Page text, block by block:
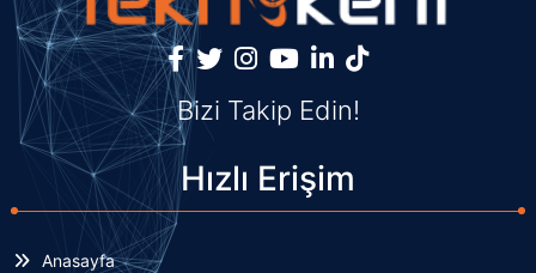
Bizi Takip Edin!
Hızlı Erişim
Anasayfa